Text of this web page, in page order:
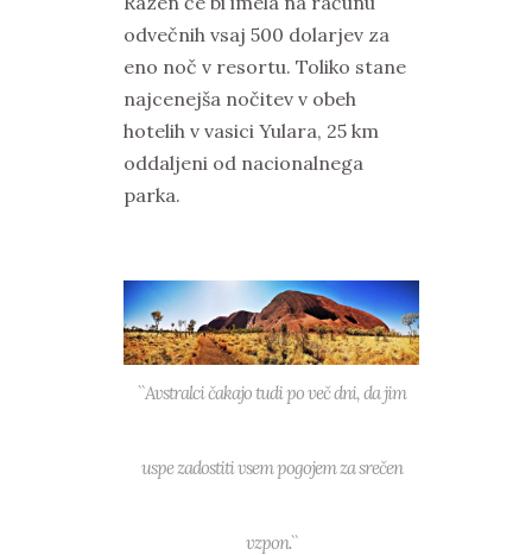
odvečnih vsaj 500 dolarjev za
eno noč v resortu. Toliko stane
najcenejša nočitev v obeh
hotelih v vasici Yulara, 25 km
oddaljeni od nacionalnega
parka.
``Avstralci čakajo tudi po več dni, da jim
uspe zadostiti vsem pogojem za srečen
vzpon.``